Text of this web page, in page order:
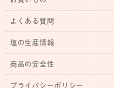
よくある質問
塩の生産情報
商品の安全性
プライバシーポリシー